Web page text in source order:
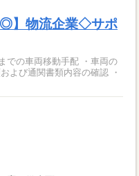
◎】物流企業◇サポ
での車両移動手配 ・車両の
よび通関書類内容の確認 ・